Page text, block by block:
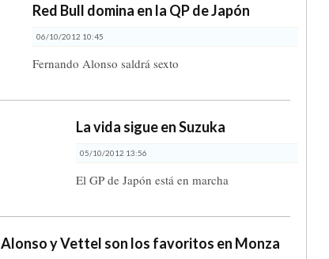
Red Bull domina en la QP de Japón
06/10/2012 10:45
Fernando Alonso saldrá sexto
La vida sigue en Suzuka
05/10/2012 13:56
El GP de Japón está en marcha
Alonso y Vettel son los favoritos en Monza